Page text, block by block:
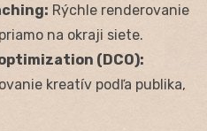
Rýchle renderovanie
na okraji siete.
(DCO):
kreatív podľa publika,